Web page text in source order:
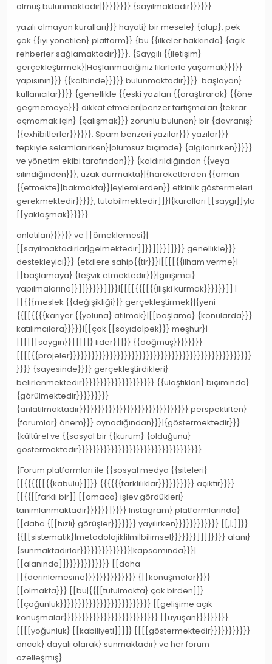
olmuş bulunmaktadır|}}}}}}}} {sayılmaktadır}}}}}}.
yazılı olmayan kuralları}}} hayati} bir mesele} {olup}, pek
çok {{iyi yönetilen} platform}} {bu {{ilkeler hakkında} {açık
rehberler sağlamaktadır}}}}. {Saygılı {{iletişim}
gerçekleştirmek}|Hoşlanmadığınız fikirlerle yaşamak}}}}}
yapısının}}} {{kalbinde}}}}} bulunmaktadır}}}}. başlayan}
kullanıcılar}}}} {genellikle {{eski yazıları {{araştırarak} {{öne
geçmemeye}}} dikkat etmeleri|benzer tartışmaları {tekrar
açmamak için} {çalışmak}}} zorunlu bulunan} bir {davranış}
{{exhibitlerler}}}}}}. Spam benzeri yazılar}}} yazılar}}}
tepkiyle selamlanırken}|olumsuz biçimde} {algılanırken}}}}}
ve yönetim ekibi tarafından}}} {kaldırıldığından {{veya
silindiğinden}}}, uzak durmakta}|{hareketlerden {{aman
{{etmekte}|bakmakta}}|eylemlerden}} etkinlik göstermeleri
gerekmektedir}}}}}, tutabilmektedir]]}|{kuralları [[saygı]]yla
[[yaklaşmak}}}}}}.
anlatıları}}}}}} ve [[örneklemesi}|
[[sayılmaktadırlar|gelmektedir]]}}]]}}]]}}} genellikle}}}
destekleyici}}} {etkilere sahip{{tir}}}|[[[[{{ilham verme}|
[[başlamaya} {teşvik etmektedir}}}|girişimci}
yapılmalarına]}]]}}}}}]]}}|[[[[{{[[{{ilişki kurmak}}}}}}]] |
[[{{{meslek {{değişikliği}}} gerçekleştirmek}|{yeni
{{[[{{{{kariyer {{yoluna} atılmak}|[[başlama} {konularda}}}
katılımcılara}}}}}|[[çok [[sayıda|pek}}} meşhur}|
[[[[[[saygın}}]]]]]} lider}]]}} {{doğmuş}}}}}}}}
[[[[{{projeler}}}}}}}}}}}}}}}}}}}}}}}}}}}}}}}}}}}}}}}}}}}}}}}}}}
}}}} {sayesinde}}}} gerçekleştirdikleri}
belirlenmektedir}}}}}}}}}}}}}}}}}}}} {{ulaştıkları} biçiminde}
{görülmektedir}}}}}}}}}
{anlatılmaktadır}}}}}}}}}}}}}}}}}}}}}}}}}}}}}} perspektiften}
{forumlar} önem}}} oynadığından}}}|{göstermektedir}}}
{kültürel ve {{sosyal bir {{kurum} {olduğunu}
göstermektedir}}}}}}}}}}}}}}}}}}}}}}}}}}}}}}}}}}
{Forum platformları ile {{sosyal medya {{siteleri}
[[{{{{[[{{kabulü}]]}} {{{{{{farklılıklar}}}}}}}}}} açıktır}}}}
[[{{[[farklı bir]] [[amaca} işlev gördükleri}
tanımlanmaktadır}}}}}}]}}}} Instagram} platformlarında}
[[daha {[[hızlı} görüşler}}}}}}} yayılırken}}}}}}}}}}}} [[,|;]]}}
{{[[sistematik}|metodolojik|ilmi|bilimsel}}}}}}}]]]]}}}} alanı}
{sunmaktadırlar}}}}}}}}}}}}}}|kapsamında}}}|
[[alanında]]}}}}}}}}}}}} [[daha
[[{derinlemesine}}}}}}}}}}}}}} {[[konuşmalar}}}}
[[olmakta}}} [[bu|{{[[tutulmakta} çok birden]]}
[[çoğunluk}}}}}}}}}}}}}}}}}}}}}}}}} [[gelişime açık
konuşmalar}}}}}}}}}}}}}}}}}}}}}}}}}} [[uyuşan}}}}}}}}}
[[[[yoğunluk} [[kabiliyeti]]]]} [[[[göstermektedir}}}}}}}}}}}
ancak} dayalı olarak} sunmaktadır} ve her forum
özelleşmiş}